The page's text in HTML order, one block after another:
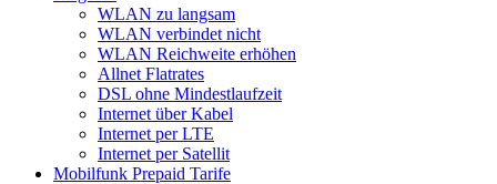
WLAN zu langsam
WLAN verbindet nicht
WLAN Reichweite erhöhen
Allnet Flatrates
DSL ohne Mindestlaufzeit
Internet über Kabel
Internet per LTE
Internet per Satellit
Mobilfunk Prepaid Tarife